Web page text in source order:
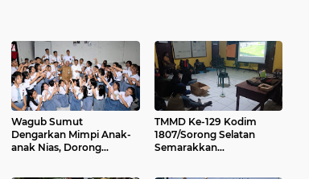
Wagub Sumut
Dengarkan Mimpi Anak-
anak Nias, Dorong
TMMD Ke-129 Kodim
1807/Sorong Selatan
Semarakkan